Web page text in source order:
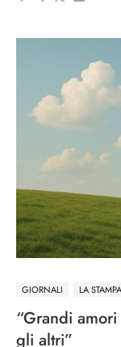
GIORNALI LA STAMPA
“Grandi
gli altri”